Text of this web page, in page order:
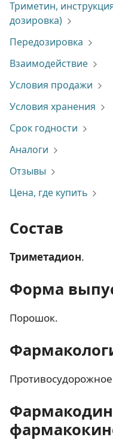
Триметин,
дозировка)
Передозировка
Взаимодействие
Условия продажи
Условия хранения
Срок годности
Аналоги
Отзывы
Цена, где купить
Состав
Триметадион.
Форма
Порошок.